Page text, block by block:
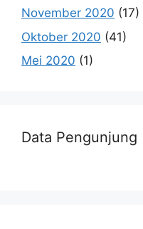
November 2020 (17)
Oktober 2020 (41)
Mei 2020 (1)
Data Pengunjung